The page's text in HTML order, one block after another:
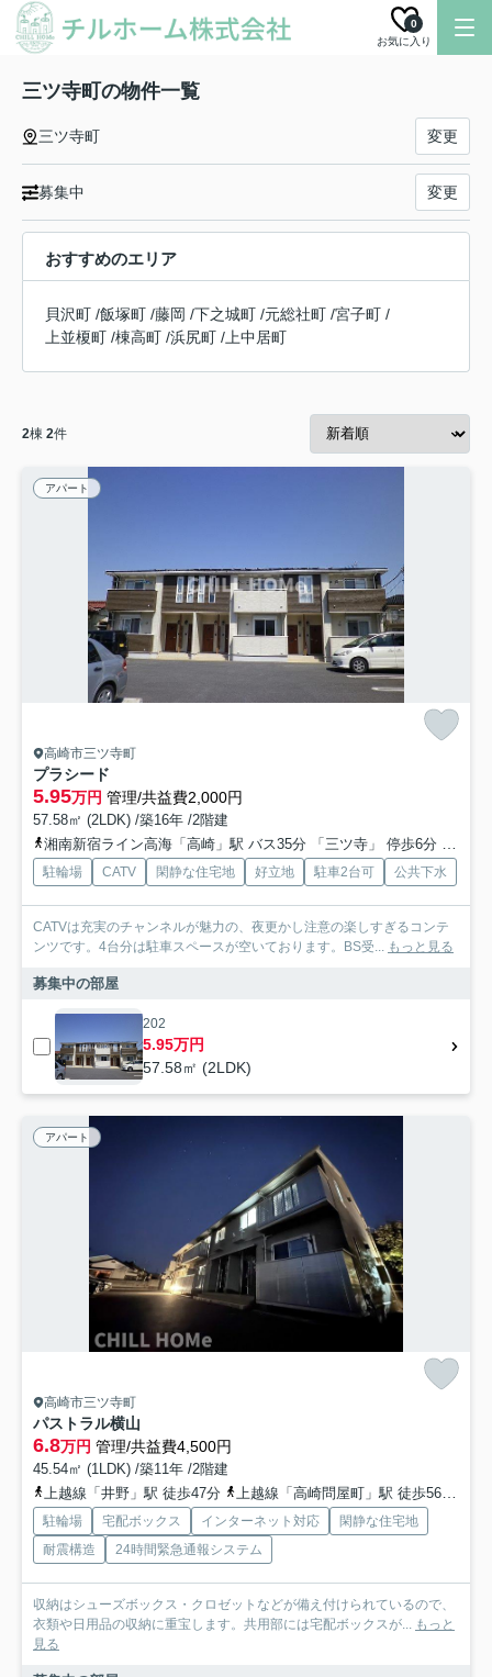
お気に入り
0
三ツ寺町の物件一覧
三ツ寺町 変更
募集中 変更
おすすめのエリア
貝沢町 /飯塚町 /藤岡 /下之城町 /元総社町 /宮子町 /
上並榎町 /棟高町 /浜尻町 / 上中居町
2棟 2件
アパート
高崎市三ツ寺町
プラシード
5.95万円 管理/共益費2,000円
57.58㎡ (2LDK) /築16年 /2階建
湘南新宿ライン高海「高崎」駅 バス35分 「三ツ寺」 停歩6分
上越
駐輪場 CATV 閑静な住宅地 好立地 駐車2台可 公共下水
CATVは充実のチャンネルが魅力の、夜更かし注意の楽しすぎるコンテ
ンツです。4台分は駐車スペースが空いております。BS受... もっと見る
募集中の部屋
202
5.95万円
57.58㎡ (2LDK)
アパート
高崎市三ツ寺町
パストラル横山
6.8万円 管理/共益費4,500円
45.54㎡ (1LDK) /築11年 /2階建
上越線「井野」駅 徒歩47分
上越線「高崎問屋町」駅 徒歩56分
駐輪場 宅配ボックス インターネット対応
閑静な住宅地
耐震構造
24時間緊急通報システム
収納はシューズボックス・クロゼットなどが備え付けられているので、
衣類や日用品の収納に重宝します。共用部には宅配ボックスが... もっと
見る